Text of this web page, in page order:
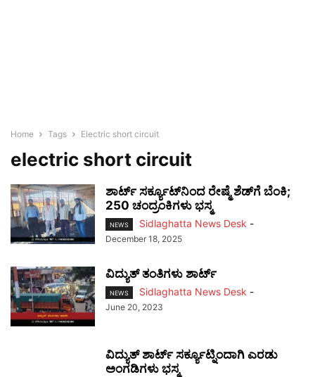
Home Tags Electric short circuit
electric short circuit
ಶಾರ್ಟ್ ಸರ್ಕ್ಯೂಟ್‌ನಿಂದ ರೇಷ್ಮೆ ಶೆಡ್‌ಗೆ ಬೆಂಕಿ;
250 ಚಂದ್ರಂಕಿಗಳು ಭಸ್ಮ
NEWS Sidlaghatta News Desk -
December 18, 2025
ವಿದ್ಯುತ್ ತಂತಿಗಳು ಶಾರ್ಟ್
NEWS Sidlaghatta News Desk -
June 20, 2023
ವಿದ್ಯುತ್ ಶಾರ್ಟ್ ಸರ್ಕ್ಯೂಟ್ನಿಂದಾಗಿ ಎರಡು
ಅಂಗಡಿಗಳು ಭಸ್ಮ